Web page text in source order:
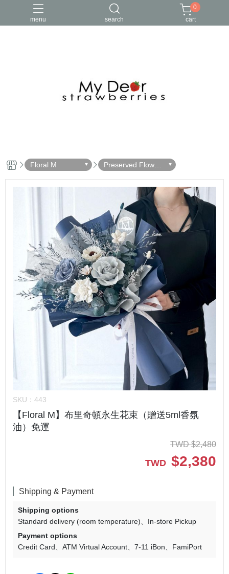
menu search
0
cart
Floral M
Preserved Flower
Bouquets
SKU： 443
【Floral M】布里奇頓永生花束（贈送5ml香氛
油）免運
TWD $2,480
TWD $2,380
Shipping & Payment
Shipping options
Standard delivery (room temperature)
In-store Pickup
Payment options
Credit Card
ATM Virtual Account 7-11 iBon FamiPort